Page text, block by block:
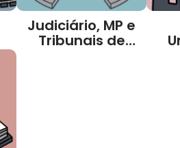
Judiciário, MP e
Tribunais de